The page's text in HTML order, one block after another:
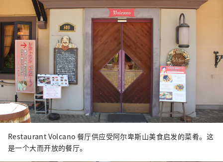
Restaurant Volcano 餐厅供应受阿尔卑斯山美食启发的菜肴。这
是一个大而开放的餐厅。